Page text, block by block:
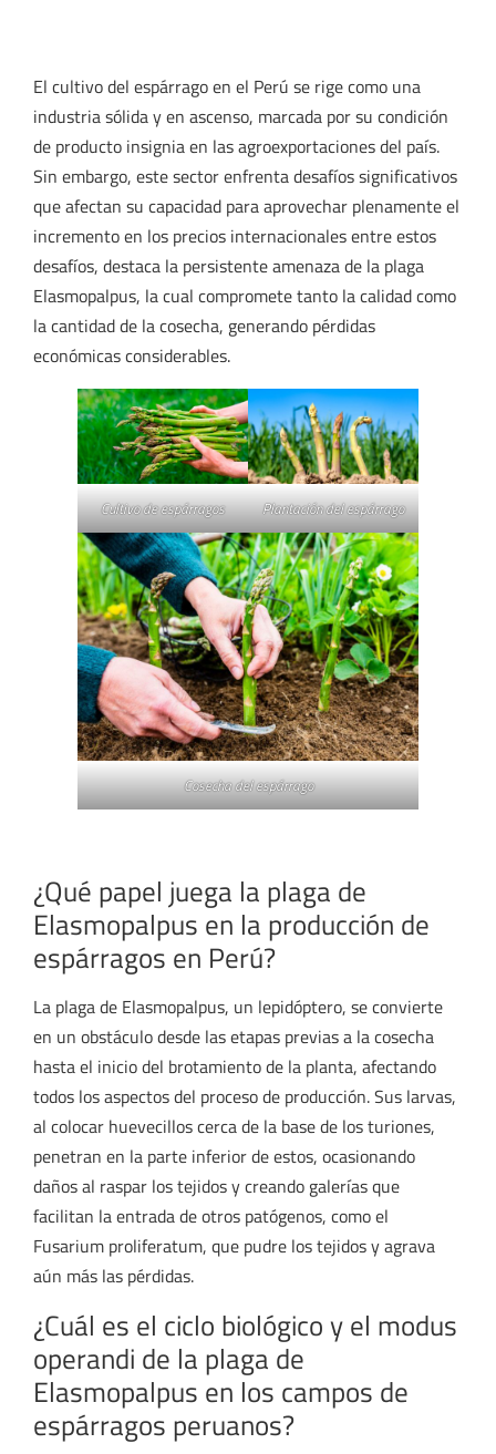
El cultivo del espárrago en el Perú se rige como una
industria sólida y en ascenso, marcada por su condición
de producto insignia en las agroexportaciones del país.
Sin embargo, este sector enfrenta desafíos significativos
que afectan su capacidad para aprovechar plenamente el
incremento en los precios internacionales entre estos
desafíos, destaca la persistente amenaza de la plaga
Elasmopalpus, la cual compromete tanto la calidad como
la cantidad de la cosecha, generando pérdidas
económicas considerables.
Cultivo de espárragos Plantación del espárrago
Cosecha del espárrago
¿Qué papel juega la plaga de
Elasmopalpus en la producción de
espárragos en Perú?
La plaga de Elasmopalpus, un lepidóptero, se convierte
en un obstáculo desde las etapas previas a la cosecha
hasta el inicio del brotamiento de la planta, afectando
todos los aspectos del proceso de producción. Sus larvas,
al colocar huevecillos cerca de la base de los turiones,
penetran en la parte inferior de estos, ocasionando
daños al raspar los tejidos y creando galerías que
facilitan la entrada de otros patógenos, como el
Fusarium proliferatum, que pudre los tejidos y agrava
aún más las pérdidas.
¿Cuál es el ciclo biológico y el modus
operandi de la plaga de
Elasmopalpus en los campos de
espárragos peruanos?